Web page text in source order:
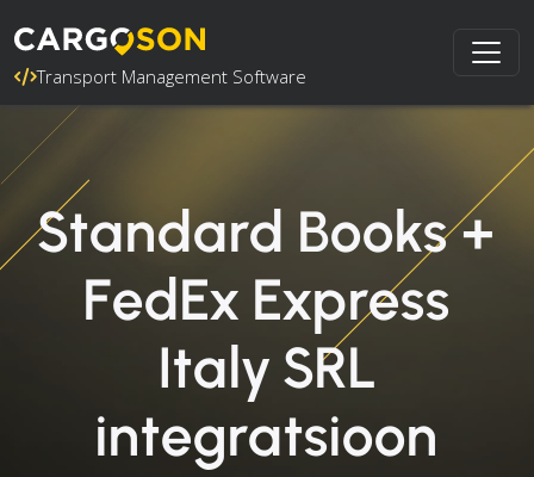
Transport Management Software
Standard Books +
FedEx Express
Italy SRL
integratsioon